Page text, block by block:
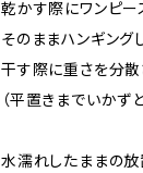
乾かす際にワンピ
そのままハンギング
干す際に重さを分散
（平置きまでいかず
水濡れしたままの